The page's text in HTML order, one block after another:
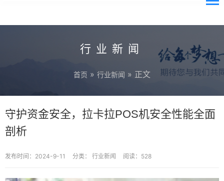
行业新闻
首页 » 行业新闻 » 正文
守护资金安全，拉卡拉POS机安全性能全面
剖析
发布时间：2024-9-11 分类： 行业新闻 阅读：528